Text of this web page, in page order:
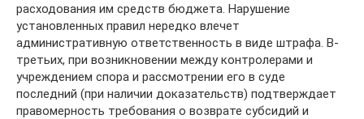
расходования им средств бюджета. Нарушение
установленных правил нередко влечет
административную ответственность в виде штрафа. В-
третьих, при возникновении между контролерами и
учреждением спора и рассмотрении его в суде
последний (при наличии доказательств) подтверждает
правомерность требования о возврате субсидий и